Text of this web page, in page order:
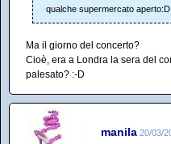
qualche supermercato aperto:D
Ma il giorno del concerto?
Cioè, era a Londra la sera del
palesato? :-D
manila 20/03/